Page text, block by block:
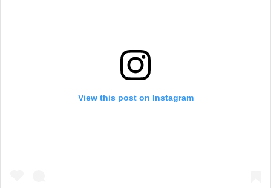
View this post on Instagram